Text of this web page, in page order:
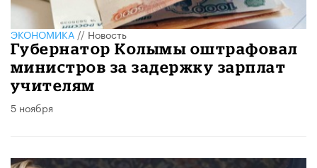
ЭКОНОМИКА//Новость
Губернатор Колымы оштрафовал
министров за задержку зарплат
учителям
5 ноября